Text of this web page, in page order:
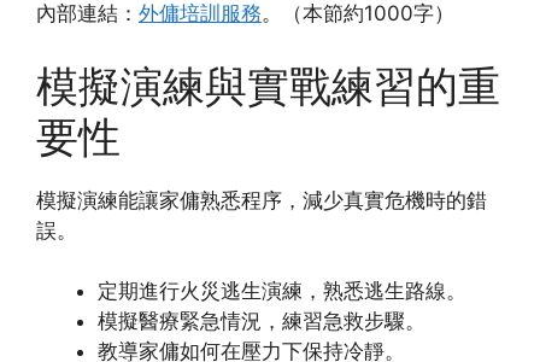
內部連結： 外傭培訓服務。（本節約1000字）
模擬演練與實戰練習的重
要性
模擬演練能讓家傭熟悉程序，減少真實危機時的錯
誤。
定期進行火災逃生演練，熟悉逃生路線。
模擬醫療緊急情況，練習急救步驟。
教導家傭如何在壓力下保持冷靜。